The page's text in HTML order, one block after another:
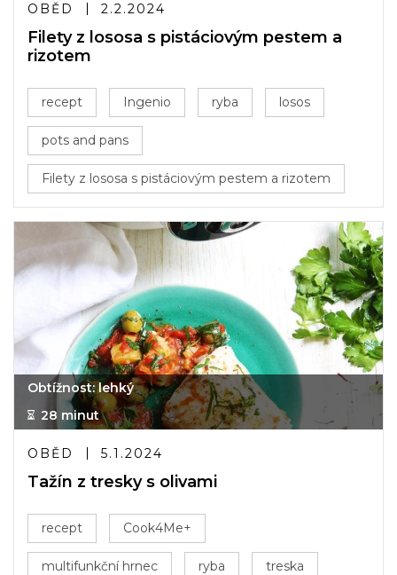
OBĚD 2.2.2024
Filety z lososa s pistáciovým pestem a
rizotem
recept Ingenio ryba losos
pots and pans
Filety z lososa s pistáciovým pestem a rizotem
Obtížnost: lehký
28 minut
OBĚD 5.1.2024
Tažín z tresky s olivami
recept Cook4Me+
multifunkční hrnec ryba treska